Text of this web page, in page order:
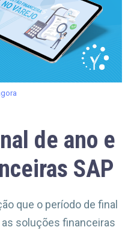
de ano e
SAP
que o período de final
as soluções financeiras